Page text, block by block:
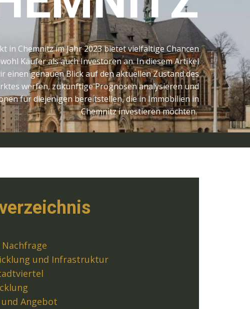
in Chemnitz im Jahr 2023 bietet vielfältige Chancen
Käufer als auch Investoren an. In diesem Artikel
einen genauen Blick auf den aktuellen Zustand des
werfen, zukünftige Prognosen analysieren und
für diejenigen bereitstellen, die in Immobilien in
Chemnitz investieren möchten.
und Infrastruktur
Angebot